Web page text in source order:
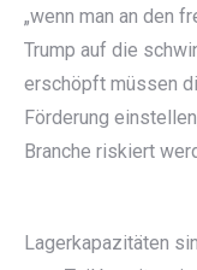
„wenn man an den
Trump auf die
erschöpft müssen
Förderung
Branche riskiert
Lagerkapazitäten